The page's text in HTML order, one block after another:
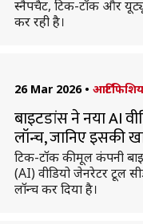
स्नैपचैट, टिक-टॉक और
कर रही है।
26 Mar 2026 •
बाइटडांस ने नया AI
लॉन्च, जानिए इसकी
टिक-टॉक की मूल कंपनी
(AI) वीडियो जेनरेटर टूल
लॉन्च कर दिया है।